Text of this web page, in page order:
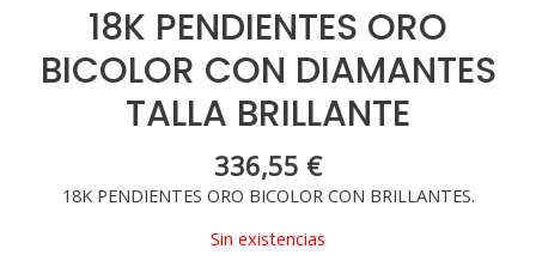
18K PENDIENTES ORO
BICOLOR CON DIAMANTES
TALLA BRILLANTE
336,55 €
18K PENDIENTES ORO BICOLOR CON BRILLANTES.
Sin existencias